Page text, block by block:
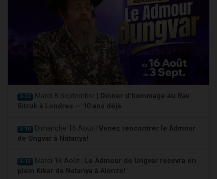
J-33 Mardi 8 Septembre |
Dinner d'hommage au Rav
Sitruk à Londres — 10 ans déjà
J-10 Dimanche 16 Août | Venez rencontrer le Admour
de Ungvar à Natanya!
J-12 Mardi 18 Août |
Le Admour de Ungvar recevra en
plein Kikar de Natanya à Alonzo!